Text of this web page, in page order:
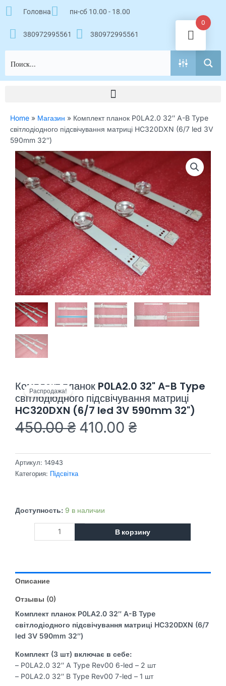
Перейти
Головна пн-сб 10.00 - 18.00
380972995561 380972995561
Home » Магазин » Комплект планок P0LA2.0 32″ A-B Type
світлодіодного підсвічування матриці HC320DXN (6/7 led 3V
590mm 32″)
Распродажа!
Комплект планок P0LA2.0 32" A-B Type
світлодіодного підсвічування матриці
HC320DXN (6/7 led 3V 590mm 32")
450.00₴ Первоначальная
составляла
410.00 ₴Текущая
410.00 ₴.
Артикул: 14943
Категория: Підсвітка
Доступность: 9 в наличии
Количество
планок
A-
Type
світлодіодного
підсвічування
матриці
(6/7
led
3V
В корзину
Описание
Отзывы (0)
Комплект планок P0LA2.0 32″ A-B Type
світлодіодного підсвічування матриці HC320DXN (6/7
led 3V 590mm 32″)
Комплект (3 шт) включає в себе:
– P0LA2.0 32″ A Type Rev00 6-led – 2 шт
– P0LA2.0 32″ B Type Rev00 7-led – 1 шт
0